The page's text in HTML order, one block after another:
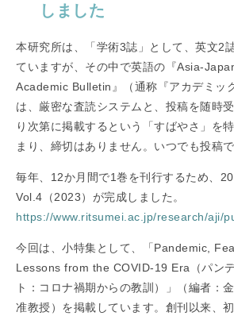
しました
本研究所は、「学術3誌」として、英文2
ていますが、その中で英語の『Asia-
Academic Bulletin』（通称『アカデミッ
は、厳密な査読システムと、投稿を随時
り次第に掲載するという「すばやさ」を
まり、締切はありません。いつでも投稿で
毎年、12か月間で1巻を刊行するため、
Vol.4（2023）が完成しました。
https://www.ritsumei.ac.jp/research/aji/
今回は、小特集として、「Pandemic,
Lessons from the COVID-19 Era（パン
ト：コロナ禍期からの教訓）」（編者：
准教授）を掲載しています。創刊以来、